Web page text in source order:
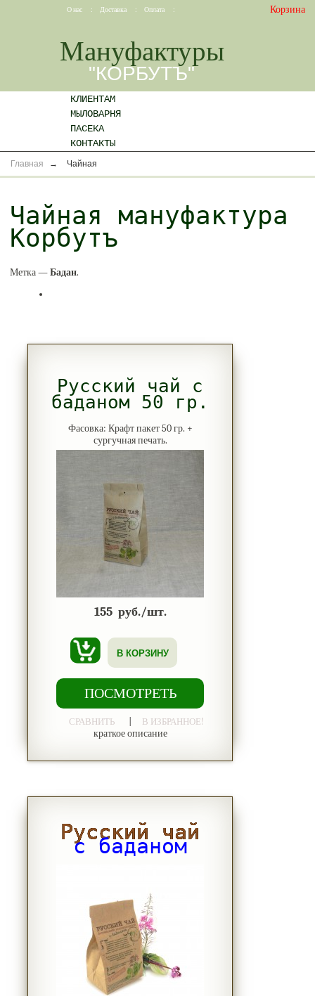
О нас : Доставка : Оплата : Корзина
Мануфактуры
"КОРБУТЪ"
КЛИЕНТАМ
МЫЛОВАРНЯ
ПАСЕКА
КОНТАКТЫ
Главная → Чайная
Чайная мануфактура
Корбутъ
Метка —Бадан.
Русский чай с
баданом 50 гр.
Фасовка: Крафт пакет 50 гр. +
сургучная печать.
155 руб./шт.
В КОРЗИНУ
ПОСМОТРЕТЬ
СРАВНИТЬ В ИЗБРАННОЕ!
краткое описание
Русский чай
с баданом